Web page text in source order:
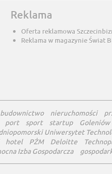
Reklama
Oferta reklamowa
Reklama w magazynie Świat
budownictwo nieruchomości
port sport startup Goleniów
Uniwersytet
hotel PŻM Deloitte
Izba Gospodarcza